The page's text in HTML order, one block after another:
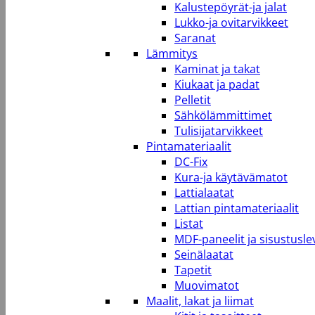
Kalustepöyrät-ja jalat
Lukko-ja ovitarvikkeet
Saranat
Lämmitys
Kaminat ja takat
Kiukaat ja padat
Pelletit
Sähkölämmittimet
Tulisijatarvikkeet
Pintamateriaalit
DC-Fix
Kura-ja käytävämatot
Lattialaatat
Lattian pintamateriaalit
Listat
MDF-paneelit ja
Seinälaatat
Tapetit
Muovimatot
Maalit, lakat ja liimat